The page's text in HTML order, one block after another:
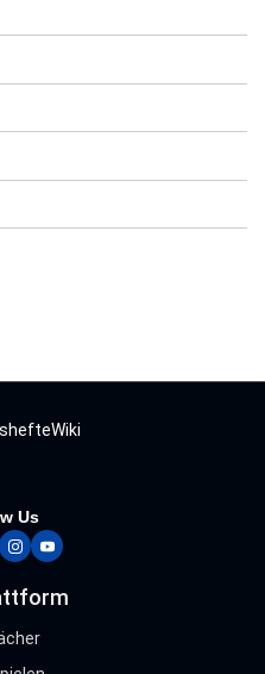
Us
instagram
youtube